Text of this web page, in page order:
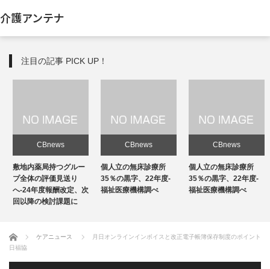
介護アンテナ
注目の記事 PICK UP！
CBnews
敷地内薬局持つグルー
プ全体の評価見送り
へ-24年度報酬改定、次
回以降の検討課題に
CBnews
個人立の無床診療所
35％の黒字、22年度-
福祉医療機構調べ
CBnews
個人立の無床診療所
35％の黒字、22年度-
福祉医療機構調べ
ホーム ケアニュース
月日オンラインインボイスと改正電子帳簿保存制度のポイント
日福協